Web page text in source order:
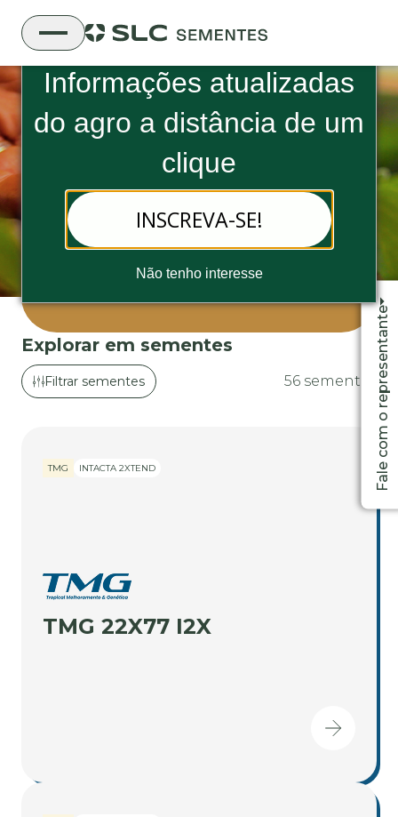
Boletim Informativo da SLC Sementes
Informações atualizadas
do agro a distância de um
clique
INSCREVA-SE!
Não tenho interesse
Sementes de soja
Cultivares selecionadas e adaptadas às mais
diversas condições do Cerrado.
Explorar em sementes
Filtrar sementes 56 sementes
TMG INTACTA 2XTEND
TMG 22X77 I2X
Fale com o representante